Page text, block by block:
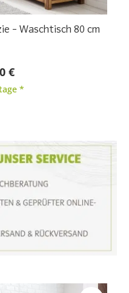
– Waschtisch 80 cm
€
*